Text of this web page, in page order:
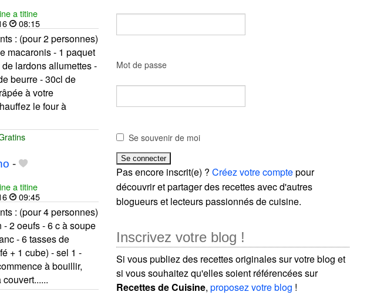
a titine
08:15
: (pour 2 personnes)
macaronis - 1 paquet
lardons allumettes -
beurre - 30cl de
à votre
le four à
-
a titine
09:45
: (pour 4 personnes)
- 2 oeufs - 6 c à soupe
- 6 tasses de
+ 1 cube) - sel 1 -
à bouillir,
Mot de passe
Se souvenir de moi
Pas encore inscrit(e) ?Créez votre comptepour
découvrir et partager des recettes avec d'autres
blogueurs et lecteurs passionnés de cuisine.
Inscrivez votre blog !
Si vous publiez des recettes originales sur votre blog et
si vous souhaitez qu'elles soient référencées sur
Recettes de Cuisine,proposez votre blog !